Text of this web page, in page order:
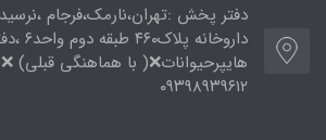
دفتر پخش :تهران،نارمک،فرجام
۰۹۳۹۸۹۳۹۶۱۲